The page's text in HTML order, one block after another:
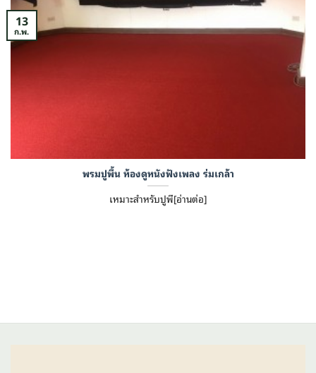
พรมปูพื้น ห้องดูหนังฟังเพลง ร่มเกล้า
เหมาะสำหรับปูพื[อ่านต่อ]
13
ก.พ.